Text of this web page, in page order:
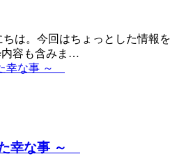
は。今回はちょっとした情報を
内容も含みま…
幸な事 ～